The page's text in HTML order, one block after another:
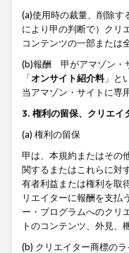
(a)使用時の裁量、削除
により甲の判断で）クリ
コンテンツの一部または
(b)報酬 甲がアマゾン・
「オンサイト紹介料」と
当アマゾン・サイトに専
3. 権利の留保、クリエイ
(a) 権利の留保
甲は、本規約またはその
関するまたはこれらに対
有者利益または権利を取
リエイターに報酬を支払
ー・プログラムへのクリ
トのコンテンツ、外見、
(b) クリエイター商標の